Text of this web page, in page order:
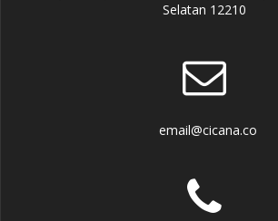
Selatan 12210
email@cicana.co